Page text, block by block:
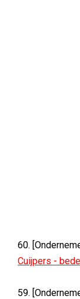
60.
Cuijpers -
59.